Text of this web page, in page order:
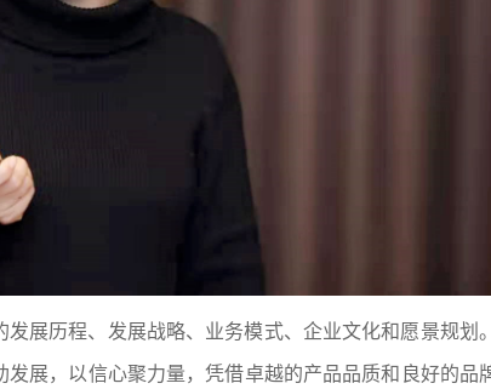
展历程、发展战略、业务模式、企业文化和愿景规划
展，以信心聚力量，凭借卓越的产品品质和良好的品